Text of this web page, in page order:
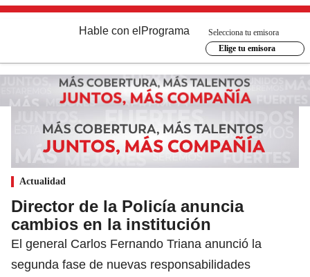
Hable con el Programa
Selecciona tu emisora
Elige tu emisora
Actualidad
Director de la Policía anuncia
cambios en la institución
El general Carlos Fernando Triana anunció la
segunda fase de nuevas responsabilidades